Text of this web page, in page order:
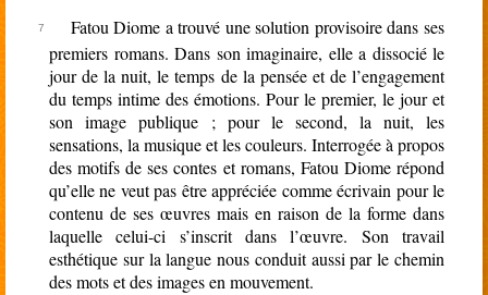
Fatou Diome a trouvé une solution provisoire dans ses
premiers romans. Dans son imaginaire, elle a dissocié le
jour de la nuit, le temps de la pensée et de l’engagement
du temps intime des émotions. Pour le premier, le jour et
son image publique ; pour le second, la nuit, les
sensations, la musique et les couleurs. Interrogée à propos
des motifs de ses contes et romans, Fatou Diome répond
qu’elle ne veut pas être appréciée comme écrivain pour le
contenu de ses œuvres mais en raison de la forme dans
laquelle celui-ci s’inscrit dans l’œuvre. Son travail
esthétique sur la langue nous conduit aussi par le chemin
des mots et des images en mouvement.